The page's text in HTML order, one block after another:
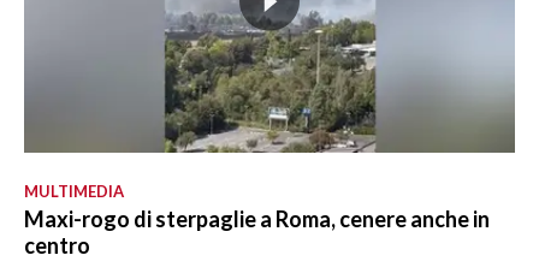
MULTIMEDIA
Maxi-rogo di sterpaglie a Roma, cenere anche in
centro